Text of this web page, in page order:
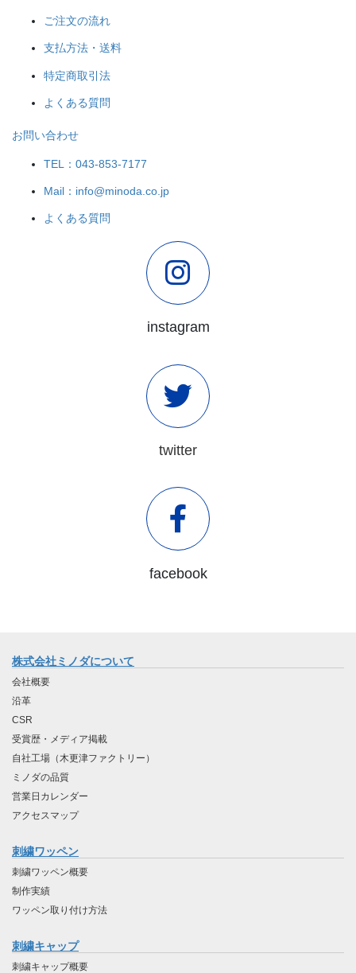
ご注文の流れ
支払方法・送料
特定商取引法
よくある質問
お問い合わせ
TEL：043-853-7177
Mail：info@minoda.co.jp
よくある質問
instagram
twitter
facebook
株式会社ミノダについて
会社概要
沿革
CSR
受賞歴・メディア掲載
自社工場（木更津ファクトリー）
ミノダの品質
営業日カレンダー
アクセスマップ
刺繍ワッペン
刺繍ワッペン概要
制作実績
ワッペン取り付け方法
刺繍キャップ
刺繍キャップ概要